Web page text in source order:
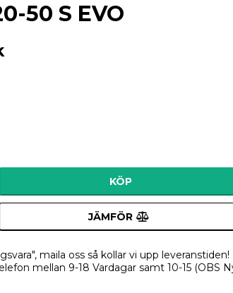
50 S EVO
KÖP
JÄMFÖR
maila oss så kollar vi upp leveranstiden!
mellan 9-18 Vardagar samt 10-15 (OBS